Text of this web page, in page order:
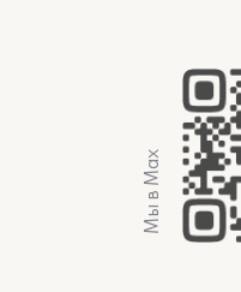
Мы в Max